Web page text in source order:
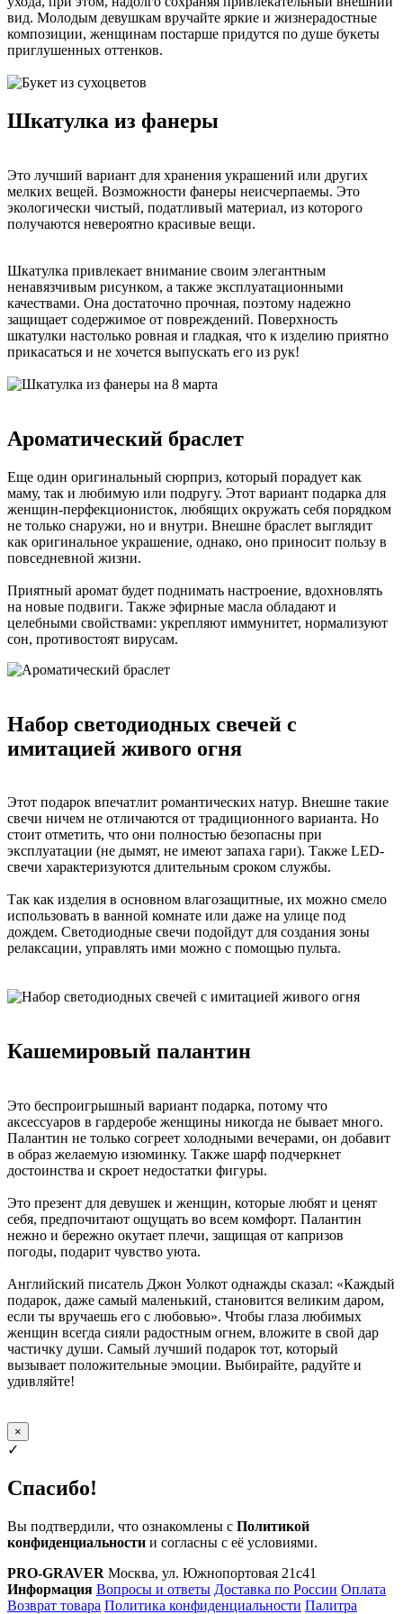
вид. Молодым девушкам вручайте яркие и жизнерадостные
композиции, женщинам постарше придутся по душе букеты
приглушенных оттенков.
Шкатулка из фанеры
Это лучший вариант для хранения украшений или других
мелких вещей. Возможности фанеры неисчерпаемы. Это
экологически чистый, податливый материал, из которого
получаются невероятно красивые вещи.
Шкатулка привлекает внимание своим элегантным
ненавязчивым рисунком, а также эксплуатационными
качествами. Она достаточно прочная, поэтому надежно
защищает содержимое от повреждений. Поверхность
шкатулки настолько ровная и гладкая, что к изделию приятно
прикасаться и не хочется выпускать его из рук!
Ароматический браслет
Еще один оригинальный сюрприз, который порадует как
маму, так и любимую или подругу. Этот вариант подарка для
женщин-перфекционисток, любящих окружать себя порядком
не только снаружи, но и внутри. Внешне браслет выглядит
как оригинальное украшение, однако, оно приносит пользу в
повседневной жизни.
Приятный аромат будет поднимать настроение, вдохновлять
на новые подвиги. Также эфирные масла обладают и
целебными свойствами: укрепляют иммунитет, нормализуют
сон, противостоят вирусам.
Набор светодиодных свечей с
имитацией живого огня
Этот подарок впечатлит романтических натур. Внешне такие
свечи ничем не отличаются от традиционного варианта. Но
стоит отметить, что они полностью безопасны при
эксплуатации (не дымят, не имеют запаха гари). Также LED-
свечи характеризуются длительным сроком службы.
Так как изделия в основном влагозащитные, их можно смело
использовать в ванной комнате или даже на улице под
дождем. Светодиодные свечи подойдут для создания зоны
релаксации, управлять ими можно с помощью пульта.
Кашемировый палантин
Это беспроигрышный вариант подарка, потому что
аксессуаров в гардеробе женщины никогда не бывает много.
Палантин не только согреет холодными вечерами, он добавит
в образ желаемую изюминку. Также шарф подчеркнет
достоинства и скроет недостатки фигуры.
Это презент для девушек и женщин, которые любят и ценят
себя, предпочитают ощущать во всем комфорт. Палантин
нежно и бережно окутает плечи, защищая от капризов
погоды, подарит чувство уюта.
Английский писатель Джон Уолкот однажды сказал: «Каждый
подарок, даже самый маленький, становится великим даром,
если ты вручаешь его с любовью». Чтобы глаза любимых
женщин всегда сияли радостным огнем, вложите в свой дар
частичку души. Самый лучший подарок тот, который
вызывает положительные эмоции. Выбирайте, радуйте и
удивляйте!
×
✓
Спасибо!
Вы подтвердили, что ознакомлены с Политикой
конфиденциальности и согласны с её условиями.
PRO-GRAVER Москва, ул. Южнопортовая 21с41
Информация Вопросы и ответы Доставка по России Оплата
Возврат товара Политика конфиденциальности Палитра